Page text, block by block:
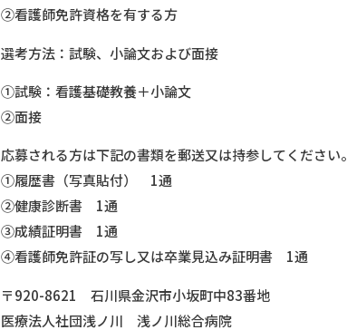
②看護師免許資格を有する方
選考方法：試験、小論文および面接
①試験：看護基礎教養＋小論文
②面接
応募される方は下記の書類を郵送又は持参してください。
①履歴書（写真貼付） 1通
②健康診断書 1通
③成績証明書 1通
④看護師免許証の写し又は卒業見込み証明書 1通
〒920-8621 石川県金沢市小坂町中83番地
医療法人社団浅ノ川 浅ノ川総合病院